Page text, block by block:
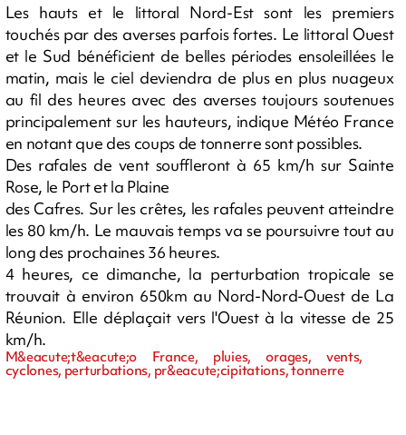
Les hauts et le littoral Nord-Est sont les premiers
touchés par des averses parfois fortes. Le littoral Ouest
et le Sud bénéficient de belles périodes ensoleillées le
matin, mais le ciel deviendra de plus en plus nuageux
au fil des heures avec des averses toujours soutenues
principalement sur les hauteurs, indique Météo France
en notant que des coups de tonnerre sont possibles.
Des rafales de vent souffleront à 65 km/h sur Sainte
Rose, le Port et la Plaine
des Cafres. Sur les crêtes, les rafales peuvent atteindre
les 80 km/h. Le mauvais temps va se poursuivre tout au
long des prochaines 36 heures.
4 heures, ce dimanche, la perturbation tropicale se
trouvait à environ 650km au Nord-Nord-Ouest de La
Réunion. Elle déplaçait vers l'Ouest à la vitesse de 25
km/h.
M&eacute;t&eacute;o France, pluies, orages, vents,
cyclones, perturbations, pr&eacute;cipitations, tonnerre